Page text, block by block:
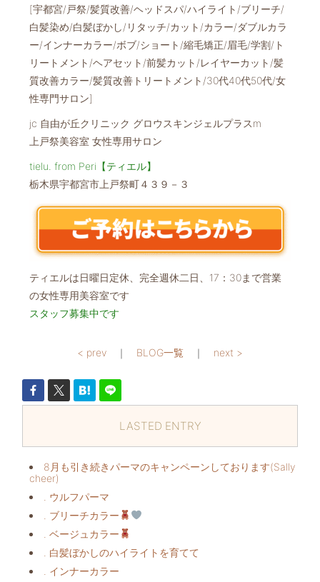
[宇都宮/戸祭/髪質改善/ヘッドスパ/ハイライト/ブリーチ/
白髪染め/白髪ぼかし/リタッチ/カット/カラー/ダブルカラ
ー/インナーカラー/ボブ/ショート/縮毛矯正/眉毛/学割/ト
リートメント/ヘアセット/前髪カット/レイヤーカット/髪
質改善カラー/髪質改善トリートメント/30代40代50代/女
性専門サロン]
jc 自由が丘クリニック グロウスキンジェルプラスm
上戸祭美容室 女性専用サロン
tielu. from Peri【ティエル】
栃木県宇都宮市上戸祭町４３９－３
ティエルは日曜日定休、完全週休二日、17：30まで営業
の女性専用美容室です
スタッフ募集中です
< prev ｜ BLOG一覧 ｜ next >
LASTED ENTRY
8月も引き続きパーマのキャンペーンしております(Sally
cheer)
. ウルフパーマ
. ブリーチカラー
. ベージュカラー
. 白髪ぼかしのハイライトを育てて
. インナーカラー